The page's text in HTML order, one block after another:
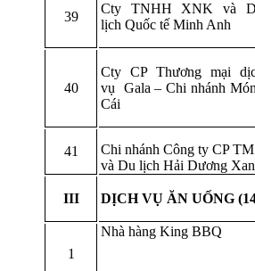
39
Cty TNHH XNK và
lịch Quốc tế Minh Anh
40
Cty CP Thương mại
vụ Gala – Chi nhánh
Cái
41
Chi nhánh Công ty CP TM
và Du lịch Hải Dương
III DỊCH VỤ ĂN UỐNG
1
Nhà hàng King BBQ